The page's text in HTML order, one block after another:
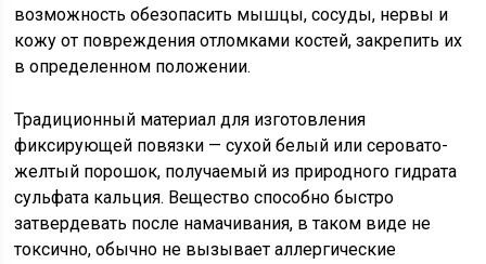
возможность обезопасить мышцы, сосуды, нервы и
кожу от повреждения отломками костей, закрепить их
в определенном положении.
Традиционный материал для изготовления
фиксирующей повязки — сухой белый или серовато-
желтый порошок, получаемый из природного гидрата
сульфата кальция. Вещество способно быстро
затвердевать после намачивания, в таком виде не
токсично, обычно не вызывает аллергические